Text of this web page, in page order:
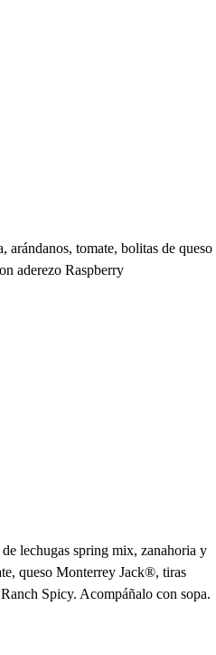
arándanos, tomate, bolitas de queso
aderezo Raspberry
lechugas spring mix, zanahoria y
queso Monterrey Jack®, tiras
Spicy. Acompáñalo con sopa.